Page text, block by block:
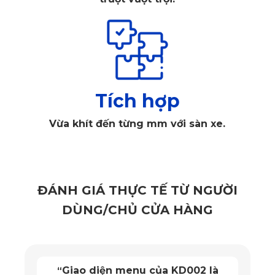
Dấu giày ướt để lại vệt bẩn trên sàn mỗi khi trời
Mùi hôi ẩm đọng lại trong xe sau vài ngày trời nồm,
không có nắng.
riêng cho xe không chỉ giúp sàn xe luôn sạch sẽ mà còn
Tích hợp
Vừa khít đến từng mm với sàn xe.
ĐÁNH GIÁ THỰC TẾ TỪ NGƯỜI
DÙNG/CHỦ CỬA HÀNG
“Mặt trước thảm KATA